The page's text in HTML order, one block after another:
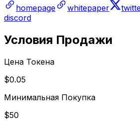
homepage
whitepaper
discord
Условия Продажи
Цена Токена
$0.05
Минимальная Покупка
$50